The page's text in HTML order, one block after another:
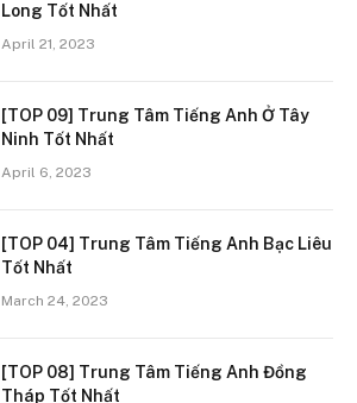
Long Tốt Nhất
April 21, 2023
[TOP 09] Trung Tâm Tiếng Anh Ở Tây
Ninh Tốt Nhất
April 6, 2023
[TOP 04] Trung Tâm Tiếng Anh Bạc Liêu
Tốt Nhất
March 24, 2023
[TOP 08] Trung Tâm Tiếng Anh Đồng
Tháp Tốt Nhất